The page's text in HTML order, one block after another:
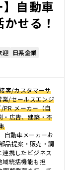
自動車
せる！
迎 日系企業
客/カスタマーサ
/セールスエンジ
PR メーカー（自
・広告、建築・不
自動車メーカーお
品提案・販売・調
携したビジネス
域統括機能も担